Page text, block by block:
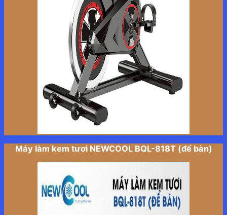
Máy làm kem tươi NEWCOOL BQL-818T (để bàn)